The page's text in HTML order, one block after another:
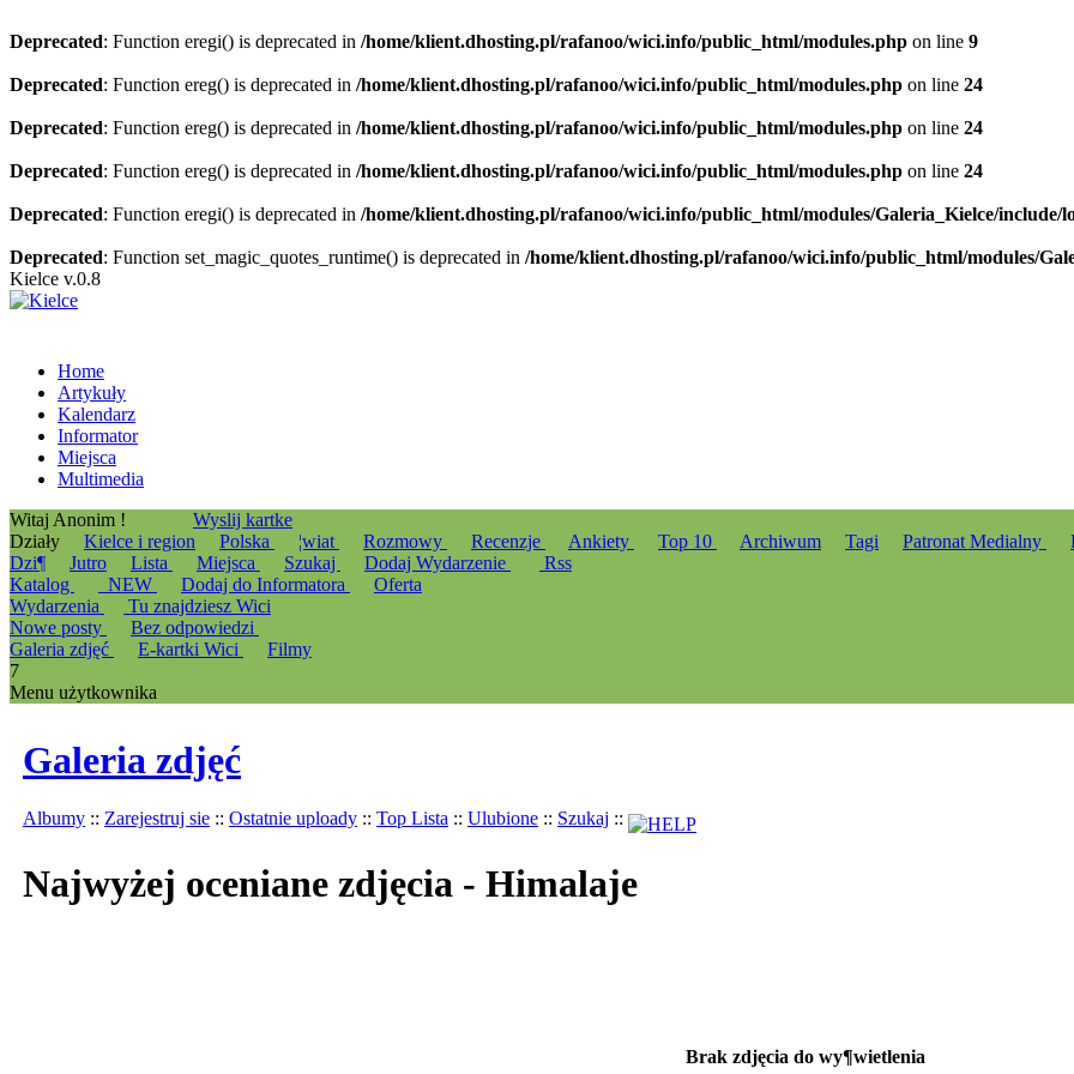
Deprecated: Function eregi() is deprecated in /home/klient.dhosting.pl/rafanoo/wici.info/public_html/modules.php on line 9
Deprecated: Function ereg() is deprecated in /home/klient.dhosting.pl/rafanoo/wici.info/public_html/modules.php on line 24
Deprecated: Function ereg() is deprecated in /home/klient.dhosting.pl/rafanoo/wici.info/public_html/modules.php on line 24
Deprecated: Function ereg() is deprecated in /home/klient.dhosting.pl/rafanoo/wici.info/public_html/modules.php on line 24
Deprecated: Function eregi() is deprecated in /home/klient.dhosting.pl/rafanoo/wici.info/public_html/modules/Galeria_Kielce/include/
Deprecated: Function set_magic_quotes_runtime() is deprecated in /home/klient.dhosting.pl/rafanoo/wici.info/public_html/modules/
Kielce v.0.8
Home
Artykuły
Kalendarz
Informator
Miejsca
Multimedia
Witaj Anonim !
Wyslij kartke
Działy
Kielce i region Polska ¦wiat Rozmowy Recenzje Ankiety Top 10 Archiwum Tagi Patronat Medialny
Dzi¶
Jutro Lista Miejsca Szukaj Dodaj Wydarzenie
Rss
Katalog
_NEW Dodaj do Informatora
Oferta
Wydarzenia
Tu znajdziesz Wici
Nowe posty
Bez odpowiedzi
Galeria zdjęć
E-kartki Wici
Filmy
7
Menu użytkownika
Galeria zdjęć
Albumy :: Zarejestruj sie :: Ostatnie uploady :: Top Lista :: Ulubione :: Szukaj ::
Najwyżej oceniane zdjęcia - Himalaje
Brak zdjęcia do wy¶wietlenia